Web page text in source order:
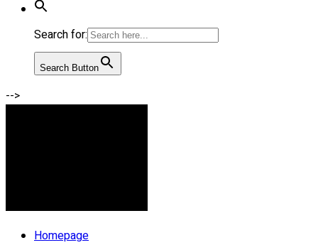
Search for:
Search Button
-->
Homepage